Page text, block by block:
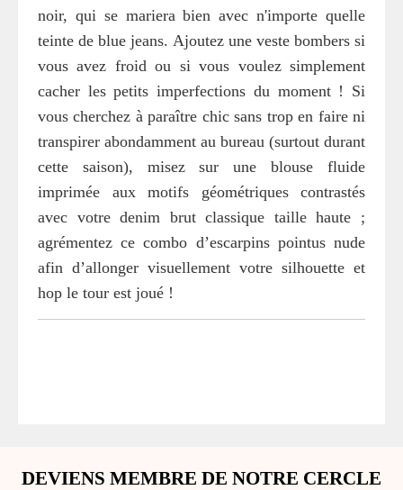
noir, qui se mariera bien avec n'importe quelle
teinte de blue jeans. Ajoutez une veste bombers si
vous avez froid ou si vous voulez simplement
cacher les petits imperfections du moment ! Si
vous cherchez à paraître chic sans trop en faire ni
transpirer abondamment au bureau (surtout durant
cette saison), misez sur une blouse fluide
imprimée aux motifs géométriques contrastés
avec votre denim brut classique taille haute ;
agrémentez ce combo d’escarpins pointus nude
afin d’allonger visuellement votre silhouette et
hop le tour est joué !
DEVIENS MEMBRE DE NOTRE CERCLE